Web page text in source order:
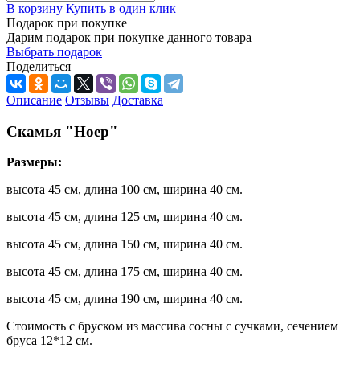
В корзину Купить в один клик
Подарок при покупке
Дарим подарок при покупке данного товара
Выбрать подарок
Поделиться
Описание Отзывы Доставка
Скамья "Ноер"
Размеры:
высота 45 см, длина 100 см, ширина 40 см.
высота 45 см, длина 125 см, ширина 40 см.
высота 45 см, длина 150 см, ширина 40 см.
высота 45 см, длина 175 см, ширина 40 см.
высота 45 см, длина 190 см, ширина 40 см.
Стоимость с бруском из массива сосны с сучками, сечением
бруса 12*12 см.